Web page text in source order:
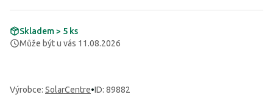
Skladem > 5 ks
Může být u vás 11.08.2026
Výrobce: SolarCentre•ID: 89882